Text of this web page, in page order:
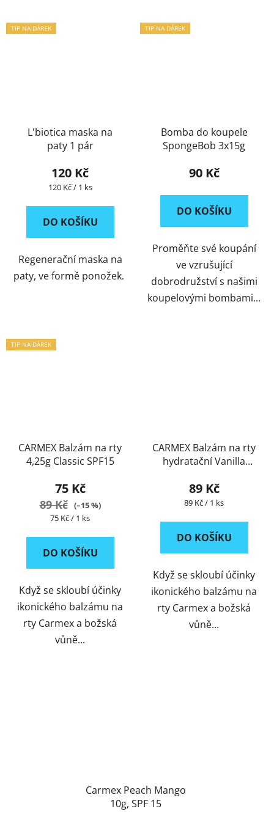
TIP NA DÁREK
L'biotica maska na
paty 1 pár
120 Kč
Měrná
120 Kč / 1 ks
DO KOŠÍKU
Regenerační maska na
paty, ve formě ponožek.
TIP NA DÁREK
Bomba do koupele
SpongeBob 3x15g
90 Kč
DO KOŠÍKU
Proměňte své koupání
ve vzrušující
dobrodružství s našimi
koupelovými bombami...
TIP NA DÁREK
CARMEX Balzám na rty
4,25g Classic SPF15
75 Kč
89 Kč (–15 %)
Měrná
75 Kč / 1 ks
DO KOŠÍKU
Když se skloubí účinky
ikonického balzámu na
rty Carmex a božská
vůně...
CARMEX Balzám na rty
hydratační Vanilla
89 Kč
Měrná
89 Kč / 1 ks
DO KOŠÍKU
Když se skloubí účinky
ikonického balzámu na
rty Carmex a božská
vůně...
Carmex Peach Mango
10g, SPF 15